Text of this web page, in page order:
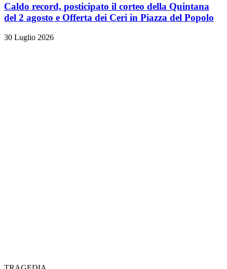
Caldo record, posticipato il corteo della Quintana
del 2 agosto e Offerta dei Ceri in Piazza del Popolo
30 Luglio 2026